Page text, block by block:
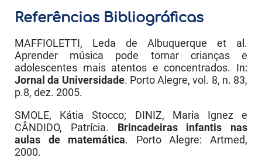
Referências Bibliográficas
MAFFIOLETTI, Leda de Albuquerque et al.
Aprender música pode tornar crianças e
adolescentes mais atentos e concentrados. In:
Jornal da Universidade. Porto Alegre, vol. 8, n. 83,
p.8, dez. 2005.
SMOLE, Kátia Stocco; DINIZ, Maria Ignez e
CÂNDIDO, Patrícia. Brincadeiras infantis nas
aulas de matemática. Porto Alegre: Artmed,
2000.